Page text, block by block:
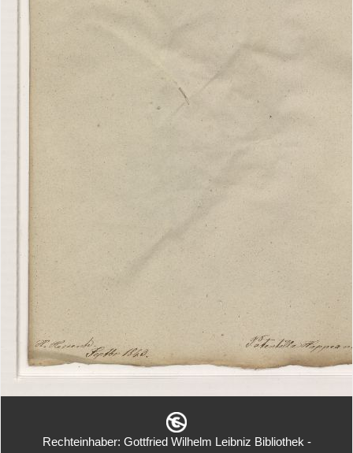
Rechteinhaber: Gottfried Wilhelm Leibniz Bibliothek -